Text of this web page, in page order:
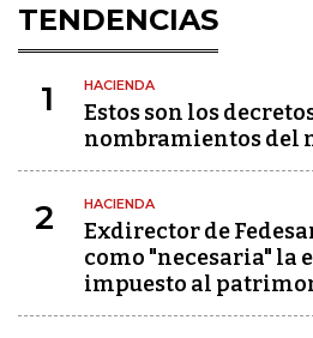
TENDENCIAS
1 HACIENDA
Estos son los
nombramientos del
2 HACIENDA
Exdirector de
como "necesaria" la
impuesto al